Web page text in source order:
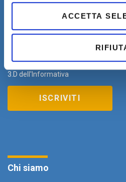
ACCETTA
Ho preso visione dell'Informativa
acconsento al trattamento dei miei
per finalità di marketing/
3.D dell'Informativa
Chi siamo